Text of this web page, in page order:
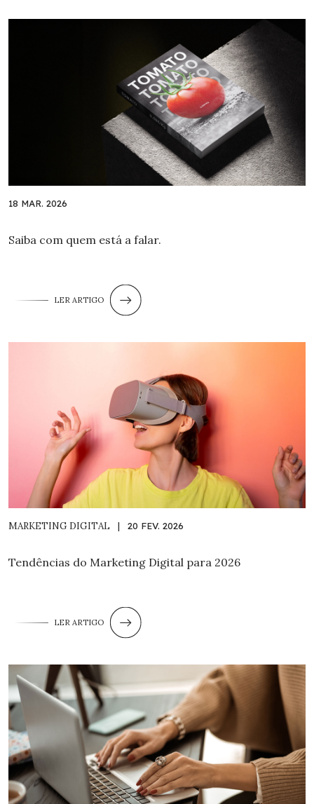
18 MAR. 2026
Saiba com quem está a falar.
LER ARTIGO
MARKETING DIGITAL | 20 FEV. 2026
Tendências do Marketing Digital para 2026
LER ARTIGO